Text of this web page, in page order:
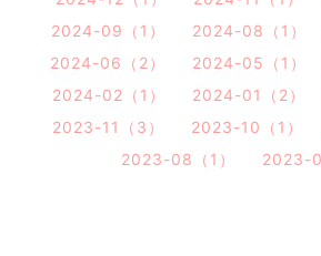
2024-09（1）
2024-08（1）
2024-06（2）
2024-05（1）
2024-02（1）
2024-01（2）
2023-11（3）
2023-10（1）
2023-08（1）
2023-